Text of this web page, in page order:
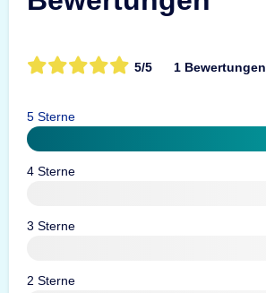
5/5 1 Bewertungen
5 Sterne
4 Sterne
3 Sterne
2 Sterne